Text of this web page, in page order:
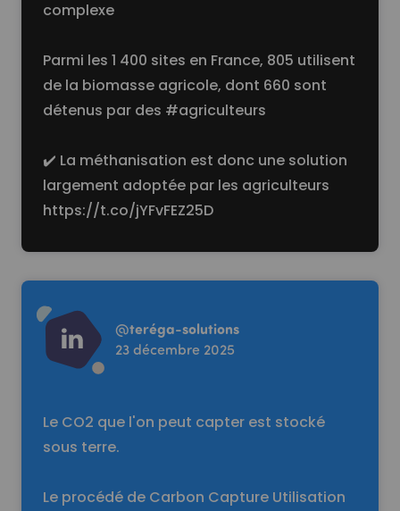
complexe
Parmi les 1 400 sites en France, 805 utilisent
de la biomasse agricole, dont 660 sont
détenus par des #agriculteurs
✔️ La méthanisation est donc une solution
largement adoptée par les agriculteurs
https://t.co/jYFvFEZ25D
Read more
@teréga-solutions
23 décembre 2025
Le CO2 que l'on peut capter est stocké
sous terre.
Le procédé de Carbon Capture Utilisation